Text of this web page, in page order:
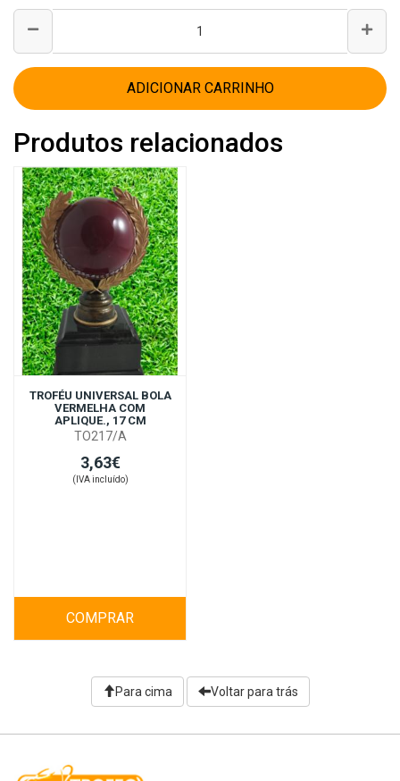
ADICIONAR CARRINHO
Produtos relacionados
TROFÉU UNIVERSAL BOLA
VERMELHA COM
APLIQUE., 17 CM
TO217/A
3,63€
(IVA incluído)
COMPRAR
Para cima Voltar para trás